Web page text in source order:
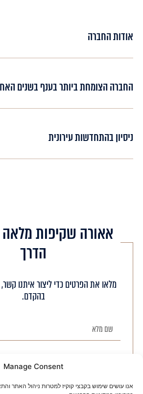
Manage Consent
אנו עושים שימוש בקבצי קוקיז למטרות ניהול האתר
אודות החברה
החברה הצומחת ביותר בענף בשנים
ניסיון בהתחדשות עירונית
אאורה שקיפות מלאה
הדרך
מלאו את הפרטים כדי ליצור איתנו קשר,
בהקדם.